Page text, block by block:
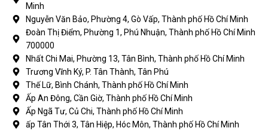
Minh
Nguyễn Văn Bảo, Phường 4, Gò Vấp, Thành phố Hồ Chí Minh
Đoàn Thị Điểm, Phường 1, Phú Nhuận, Thành phố Hồ Chí Minh
700000
Nhất Chi Mai, Phường 13, Tân Bình, Thành phố Hồ Chí Minh
Trương Vĩnh Ký, P. Tân Thành, Tân Phú
Thế Lữ, Bình Chánh, Thành phố Hồ Chí Minh
Ấp An Đông, Cần Giờ, Thành phố Hồ Chí Minh
Ấp Ngã Tư, Củ Chi, Thành phố Hồ Chí Minh
ấp Tân Thới 3, Tân Hiệp, Hóc Môn, Thành phố Hồ Chí Minh